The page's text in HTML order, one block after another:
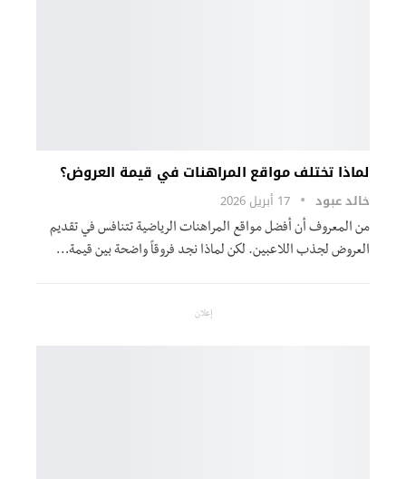
لماذا تختلف مواقع المراهنات في قيمة العروض؟
خالد عبود 17 أبريل 2026
من المعروف أن أفضل مواقع المراهنات الرياضية تتنافس في تقديم
العروض لجذب اللاعبين. لكن لماذا نجد فروقاً واضحة بين قيمة…
إعلان